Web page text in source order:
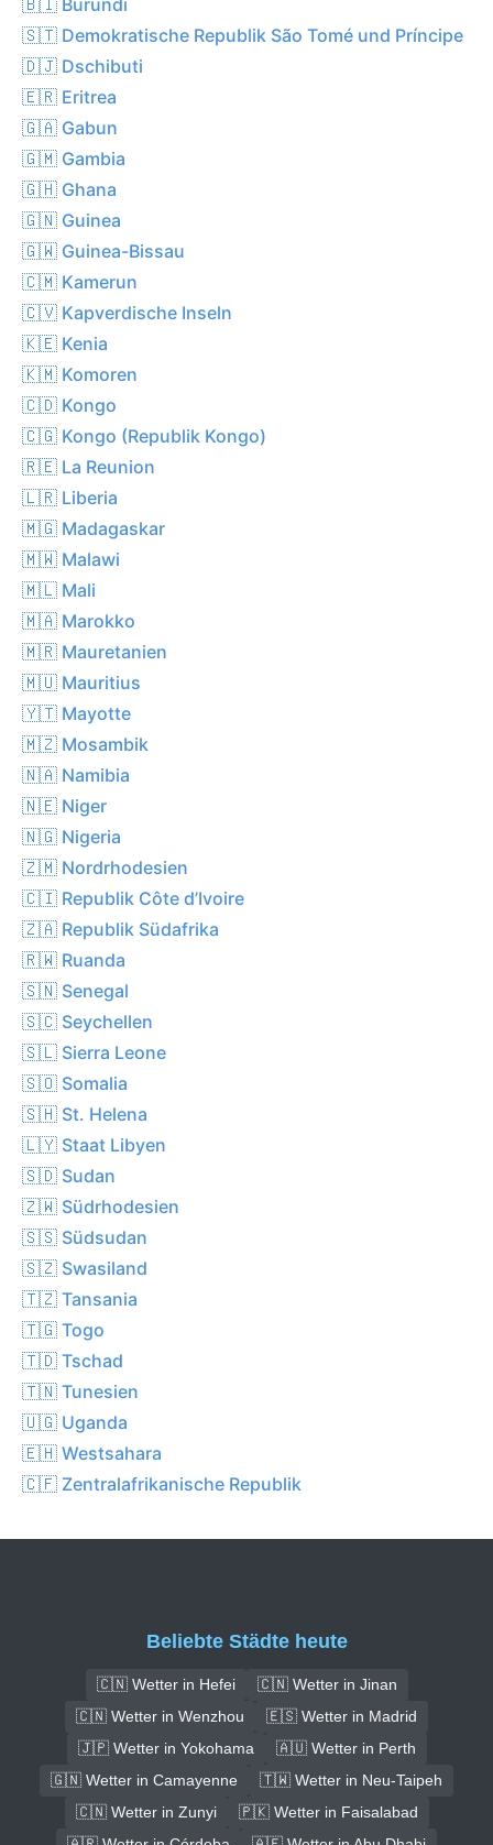
🇸🇹 Demokratische Republik São Tomé und Príncipe
🇩🇯 Dschibuti
🇪🇷 Eritrea
🇬🇦 Gabun
🇬🇲 Gambia
🇬🇭 Ghana
🇬🇳 Guinea
🇬🇼 Guinea-Bissau
🇨🇲 Kamerun
🇨🇻 Kapverdische Inseln
🇰🇪 Kenia
🇰🇲 Komoren
🇨🇩 Kongo
🇨🇬 Kongo (Republik Kongo)
🇷🇪 La Reunion
🇱🇷 Liberia
🇲🇬 Madagaskar
🇲🇼 Malawi
🇲🇱 Mali
🇲🇦 Marokko
🇲🇷 Mauretanien
🇲🇺 Mauritius
🇾🇹 Mayotte
🇲🇿 Mosambik
🇳🇦 Namibia
🇳🇪 Niger
🇳🇬 Nigeria
🇿🇲 Nordrhodesien
🇨🇮 Republik Côte d’Ivoire
🇿🇦 Republik Südafrika
🇷🇼 Ruanda
🇸🇳 Senegal
🇸🇨 Seychellen
🇸🇱 Sierra Leone
🇸🇴 Somalia
🇸🇭 St. Helena
🇱🇾 Staat Libyen
🇸🇩 Sudan
🇿🇼 Südrhodesien
🇸🇸 Südsudan
🇸🇿 Swasiland
🇹🇿 Tansania
🇹🇬 Togo
🇹🇩 Tschad
🇹🇳 Tunesien
🇺🇬 Uganda
🇪🇭 Westsahara
🇨🇫 Zentralafrikanische Republik
Beliebte Städte heute
🇨🇳 Wetter in Hefei
🇨🇳 Wetter in Jinan
🇨🇳 Wetter in Wenzhou
🇪🇸 Wetter in Madrid
🇯🇵 Wetter in Yokohama
🇦🇺 Wetter in Perth
🇬🇳 Wetter in Camayenne
🇹🇼 Wetter in Neu-Taipeh
🇨🇳 Wetter in Zunyi
🇵🇰 Wetter in Faisalabad